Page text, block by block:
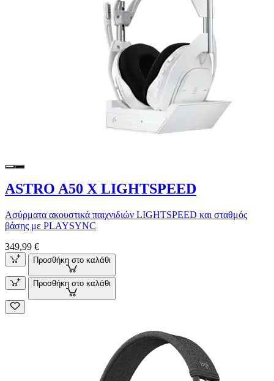
ASTRO A50 X LIGHTSPEED
Ασύρματα ακουστικά παιχνιδιών LIGHTSPEED και σταθμός
βάσης με PLAYSYNC
349,99 €
Προσθήκη στο καλάθι
Προσθήκη στο καλάθι